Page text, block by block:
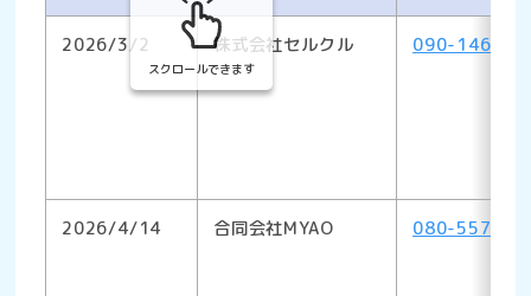
2026/3/2 株式会社セルクル 090-1466-
2026/4/14 合同会社MYAO 080-5578-
スクロールできます